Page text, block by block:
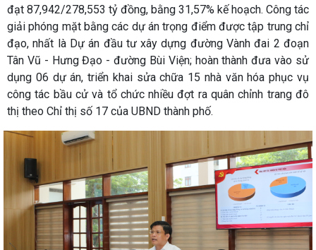
đạt 87,942/278,553 tỷ đồng, bằng 31,57% kế hoạch. Công tác
giải phóng mặt bằng các dự án trọng điểm được tập trung chỉ
đạo, nhất là Dự án đầu tư xây dựng đường Vành đai 2 đoạn
Tân Vũ - Hưng Đạo - đường Bùi Viện; hoàn thành đưa vào sử
dụng 06 dự án, triển khai sửa chữa 15 nhà văn hóa phục vụ
công tác bầu cử và tổ chức nhiều đợt ra quân chỉnh trang đô
thị theo Chỉ thị số 17 của UBND thành phố.